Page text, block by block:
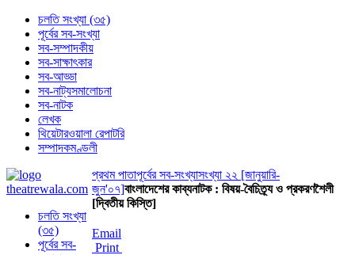
চলতি সংখ্যা (৩৫)
পূর্বের সব-সংখ্যা
সব-সম্পাদকীয়
সব-সাক্ষাৎকার
সব-আড্ডা
সব-নাট্যসমালোচনা
সব-নাটক
লেখক
থিয়েটারওয়ালা রেপাটরি
সম্পাদকমণ্ডলী
প্রথম পাতাপূর্বের সব-সংখ্যাসংখ্যা ২২ [জানুয়ারি-
জুন'০৭]বাংলাদেশের কাব্যনাটক : বিষয়-বৈচিত্র্য ও প্রকরণশৈলী
[দ্বিতীয় কিস্তি]
Email
Print
চলতি সংখ্যা
(৩৫)
পূর্বের সব-